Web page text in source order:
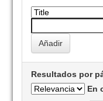
Resultados por
En